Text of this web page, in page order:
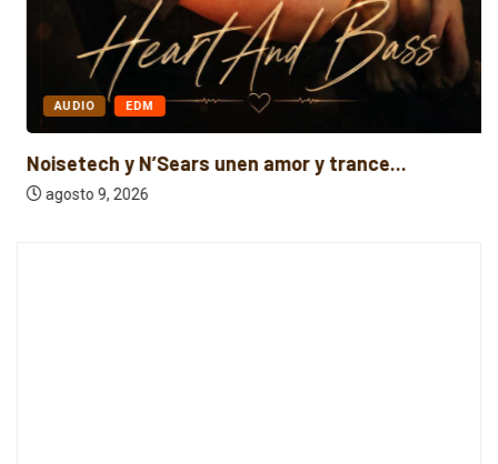
AUDIO EDM
Noisetech y N’Sears unen amor y trance...
agosto 9, 2026